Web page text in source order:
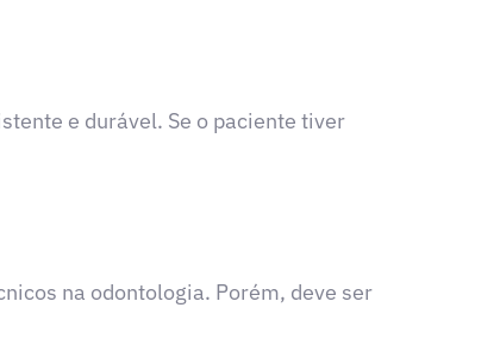
e durável. Se o paciente tiver
na odontologia. Porém, deve ser